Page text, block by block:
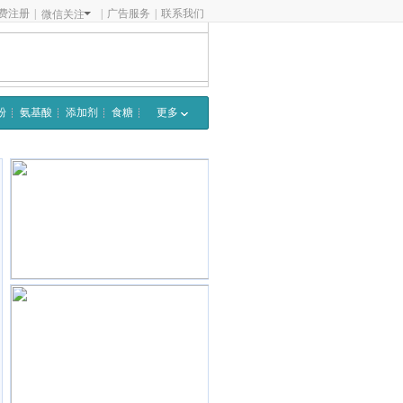
注册 微信关注 广告服务 联系我们
氨基酸 添加剂 食糖 更多